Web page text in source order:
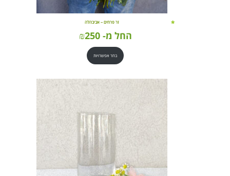
זר פרחים – אביבהלה
החל מ- ₪250
בחר אפשרויות